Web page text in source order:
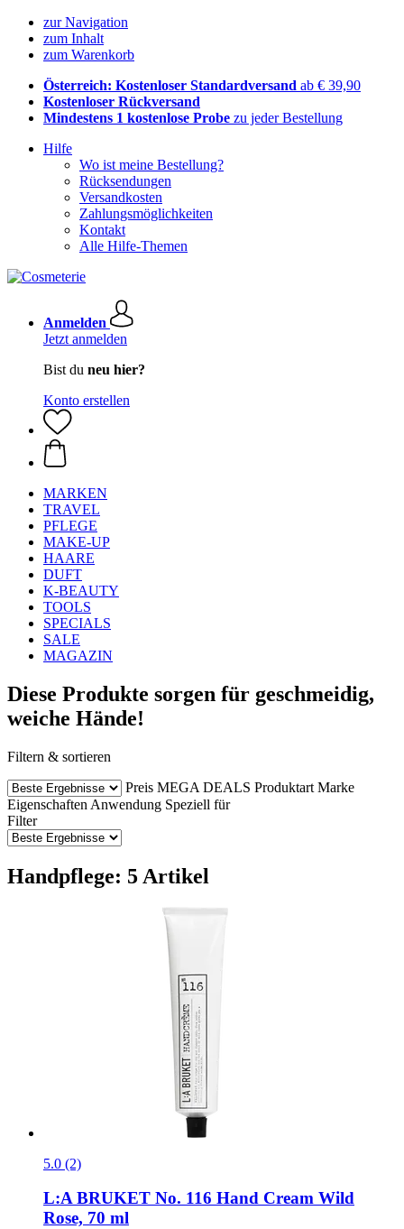
zur Navigation
zum Inhalt
zum Warenkorb
Österreich: Kostenloser Standardversand ab € 39,90
Kostenloser Rückversand
Mindestens 1 kostenlose Probe zu jeder Bestellung
Hilfe
Wo ist meine Bestellung?
Rücksendungen
Versandkosten
Zahlungsmöglichkeiten
Kontakt
Alle Hilfe-Themen
Anmelden
Jetzt anmelden
Bist du neu hier?
Konto erstellen
MARKEN
TRAVEL
PFLEGE
MAKE-UP
HAARE
DUFT
K-BEAUTY
TOOLS
SPECIALS
SALE
MAGAZIN
Diese Produkte sorgen für geschmeidig,
weiche Hände!
Filtern & sortieren
Preis MEGA DEALS Produktart Marke
Eigenschaften Anwendung Speziell für
Filter
Handpflege: 5 Artikel
5.0 (2)
L:A BRUKET No. 116 Hand Cream Wild
Rose, 70 ml